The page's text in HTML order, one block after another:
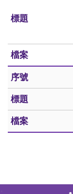
權
料
庫
障
礙
快